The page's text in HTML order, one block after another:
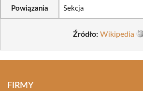
Powiązania Sekcja
Źródło: Wikipedia
FIRMY